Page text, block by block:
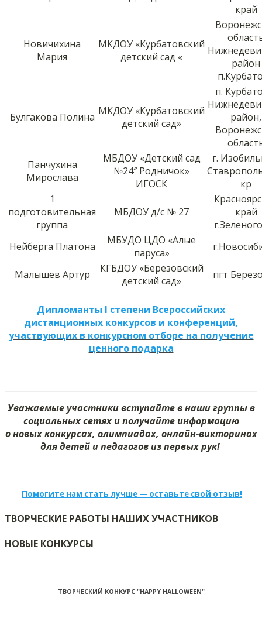
край
Новичихина
Мария
МКДОУ «Курбатовский
детский сад «
район
Булгакова Полина МКДОУ «Курбатовский
детский сад»
п.
район,
Панчухина
Мирослава
МБДОУ «Детский сад
№24″ Родничок»
ИГОСК
г.
кр
1
подготовительная
группа
МБДОУ д/с № 27
край
Нейберга Платона
МБУДО ЦДО «Алые
паруса»
Малышев Артур
КГБДОУ «Березовский
детский сад»
пгт
Дипломанты I степени Всероссийских
дистанционных конкурсов и конференций,
участвующих в конкурсном отборе на получение
ценного подарка
Уважаемые участники вступайте в наши группы в
социальных сетях и получайте информацию
о новых конкурсах, олимпиадах, онлайн-викторинах
для детей и педагогов из первых рук!
Помогите нам стать лучше — оставьте свой отзыв!
ТВОРЧЕСКИЕ РАБОТЫ НАШИХ УЧАСТНИКОВ
НОВЫЕ КОНКУРСЫ
ТВОРЧЕСКИЙ КОНКУРС "HAPPY HALLOWEEN"